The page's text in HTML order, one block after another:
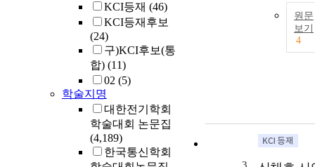
KCI등재 (46)
KCI등재후보
(24)
구)KCI후보(통
합) (11)
02 (5)
학술지명
대한전기학회
학술대회 논문집
(4,189)
한국통신학회
원문
보기
4